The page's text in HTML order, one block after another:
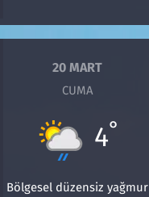
20 MART
CUMA
4°
Bölgesel düzensiz yağmur